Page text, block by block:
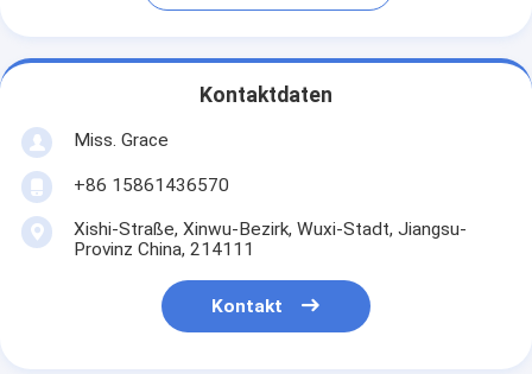
Kontaktdaten
Miss. Grace
+86 15861436570
Xishi-Straße, Xinwu-Bezirk, Wuxi-Stadt, Jiangsu-
Provinz China, 214111
Kontakt